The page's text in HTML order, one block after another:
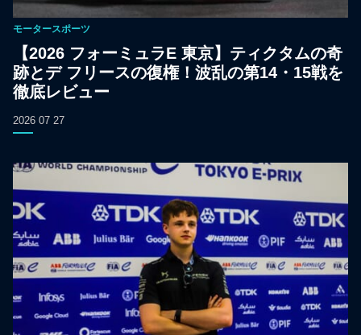
モータースポーツ
【2026 フォーミュラE 東京】ティクタムの奇
跡とデ フリースの復権！波乱の第14・15戦を
徹底レビュー
2026 07 27